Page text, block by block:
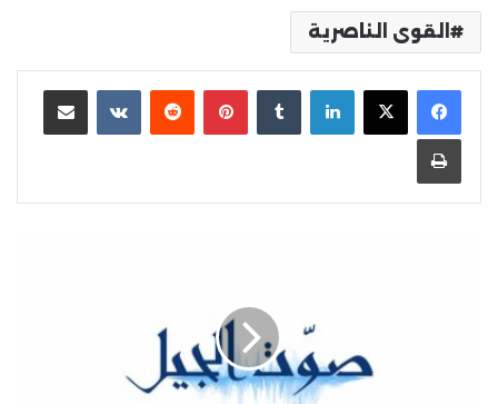
القوى الناصرية
لينكدإن بينتيريست مشاركة عبر البريد
طباعة